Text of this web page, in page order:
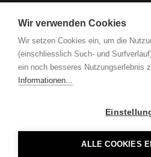
Wir verwenden Cookies
Wir setzen Cookies ein, um die
(einschliesslich Such- und
ein noch besseres Nutzungserlebnis
Informationen...
ALLE COOKIES